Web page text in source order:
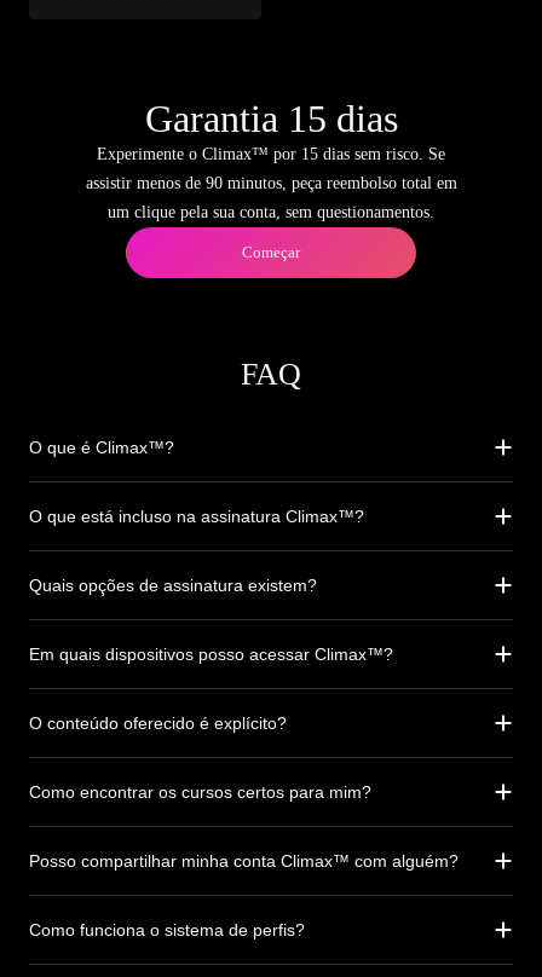
Garantia 15 dias
Experimente o Climax™ por 15 dias sem risco. Se
assistir menos de 90 minutos, peça reembolso total em
um clique pela sua conta, sem questionamentos.
Começar
FAQ
O que é Climax™?
O que está incluso na assinatura Climax™?
Quais opções de assinatura existem?
Em quais dispositivos posso acessar Climax™?
O conteúdo oferecido é explícito?
Como encontrar os cursos certos para mim?
Posso compartilhar minha conta Climax™ com alguém?
Como funciona o sistema de perfis?